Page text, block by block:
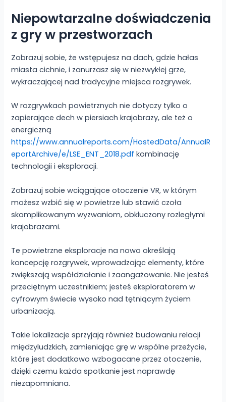
Niepowtarzalne doświadczenia
z gry w przestworzach
Zobrazuj sobie, że wstępujesz na dach, gdzie hałas
miasta cichnie, i zanurzasz się w niezwykłej grze,
wykraczającej nad tradycyjne miejsca rozgrywek.
W rozgrywkach powietrznych nie dotyczy tylko o
zapierające dech w piersiach krajobrazy, ale też o
energiczną
https://www.annualreports.com/HostedData/AnnualR
eportArchive/e/LSE_ENT_2018.pdf kombinację
technologii i eksploracji.
Zobrazuj sobie wciągające otoczenie VR, w którym
możesz wzbić się w powietrze lub stawić czoła
skomplikowanym wyzwaniom, obkluczony rozległymi
krajobrazami.
Te powietrzne eksploracje na nowo określają
koncepcję rozgrywek, wprowadzając elementy, które
zwiększają współdziałanie i zaangażowanie. Nie jesteś
przeciętnym uczestnikiem; jesteś eksploratorem w
cyfrowym świecie wysoko nad tętniącym życiem
urbanizacją.
Takie lokalizacje sprzyjają również budowaniu relacji
międzyludzkich, zamieniając grę w wspólne przeżycie,
które jest dodatkowo wzbogacane przez otoczenie,
dzięki czemu każda spotkanie jest naprawdę
niezapomniana.